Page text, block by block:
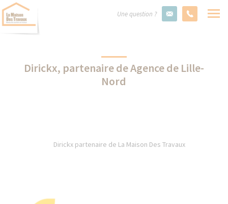
Une question ?
Dirickx, partenaire de Agence de Lille-
Nord
Dirickx partenaire de La Maison Des Travaux